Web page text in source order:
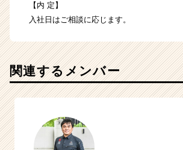
【内 定】
入社日はご相談に応じます。
関連するメンバー